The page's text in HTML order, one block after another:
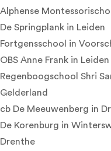
Alphense
De Springplank in Leiden
Fortgensschool
in
OBS Anne Frank in Leiden
Regenboogschool Shri
Gelderland
cb De Meeuwenberg in
De Korenburg in
Drenthe